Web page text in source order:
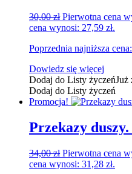
30,00zł Pierwotna cena
cena wynosi: 27,59 zł.
Poprzednia najniższa cena:
Dowiedz się więcej
Dodaj do Listy życzeńJuż
Dodaj do Listy życzeń
Promocja!
Przekazy
34,00zł Pierwotna cena
cena wynosi: 31,28 zł.